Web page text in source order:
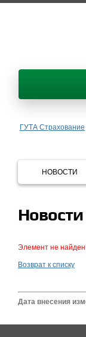
ГУТА Страхование
НОВОСТИ
Новости
Элемент не
Возврат к списку
Дата внесения